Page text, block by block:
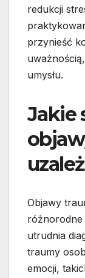
redukcji
przynieść
umysłu.
Jakie
Objawy
różnorodne
utrudnia
traumy
emocji,